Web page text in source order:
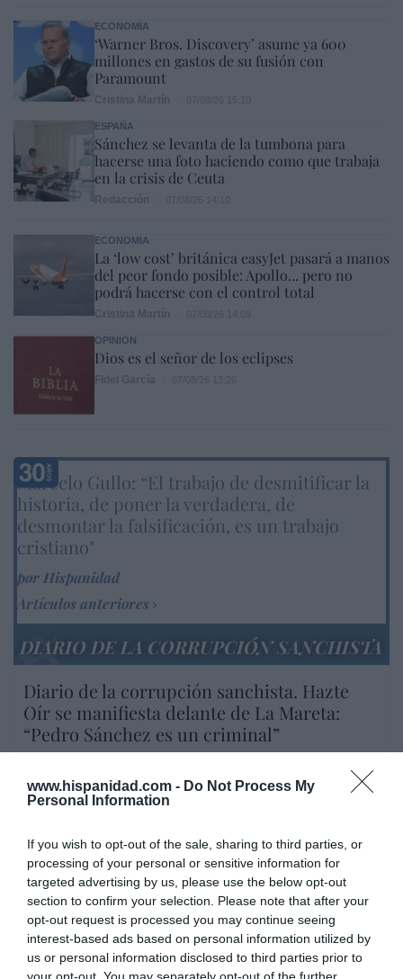
www.hispanidad.com - Do Not Process My
Personal Information
If you wish to opt-out of the sale, sharing to third parties, or
processing of your personal or sensitive information for
targeted advertising by us, please use the below opt-out
section to confirm your selection. Please note that after your
opt-out request is processed you may continue seeing
interest-based ads based on personal information utilized by
us or personal information disclosed to third parties prior to
ECONOMÍA
‘Warner Bros. Discovery’ asume ya 600
millones en gastos de su fusión con
Paramount
ESPAÑA
Sánchez se levanta de la tumbona para
hacerse una foto haciendo como que trabaja
en la crisis de Ceuta
ECONOMÍA
La ‘low cost’ británica easyJet pasará a manos
del peor fondo posible: Apollo... pero no
podrá hacerse con el control total
OPINIÓN
Dios es el señor de los eclipses
Marcelo Gullo: “El trabajo de desmitificar la
historia, de poner la verdadera, de
desmontar la falsificación, es un trabajo
cristiano"
por Hispanidad
Artículos anteriores
DIARIO DE LA CORRUPCIÓN SANCHISTA
Diario de la corrupción sanchista. Hazte
Oír se manifiesta delante de La Mareta:
“Pedro Sánchez es un criminal”
Artículos anteriores
Opinión
Enormes minucias
por Eulogio López